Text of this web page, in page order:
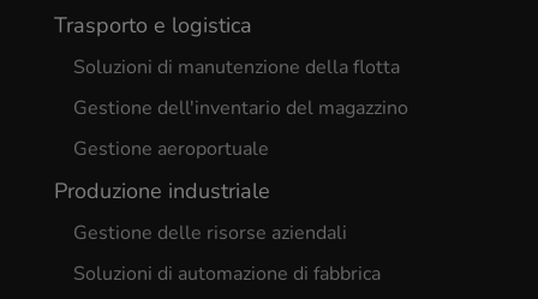
Trasporto e logistica
Soluzioni di manutenzione della flotta
Gestione dell'inventario del magazzino
Gestione aeroportuale
Produzione industriale
Gestione delle risorse aziendali
Soluzioni di automazione di fabbrica